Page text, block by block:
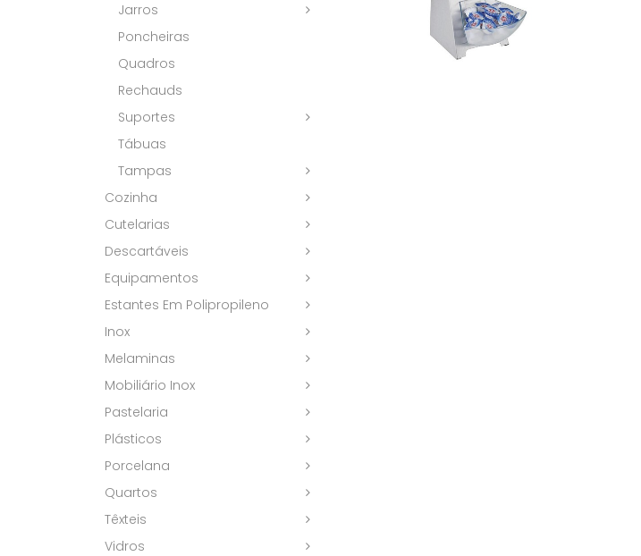
Jarros
Poncheiras
Quadros
Rechauds
Suportes
Tábuas
Tampas
Cozinha
Cutelarias
Descartáveis
Equipamentos
Estantes Em Polipropileno
Inox
Melaminas
Mobiliário Inox
Pastelaria
Plásticos
Porcelana
Quartos
Têxteis
Vidros